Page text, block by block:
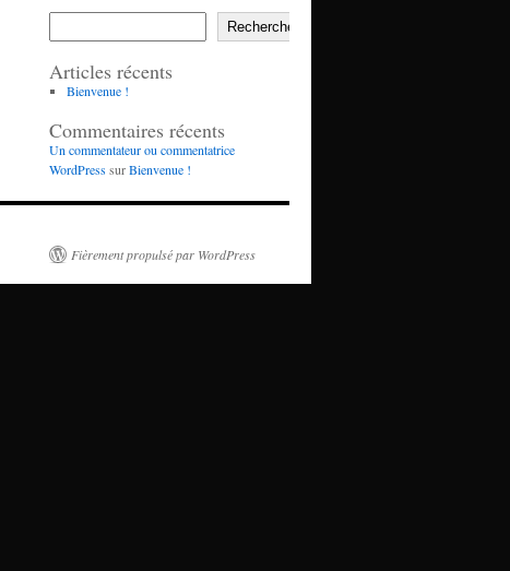
Rechercher
Articles récents
Bienvenue !
Commentaires récents
Un commentateur ou commentatrice
WordPresssurBienvenue !
Fièrement propulsé par WordPress